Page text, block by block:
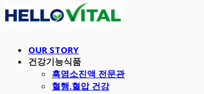
OUR STORY
건강기능식품
흑염소진액 전문관
혈행.혈압 건강